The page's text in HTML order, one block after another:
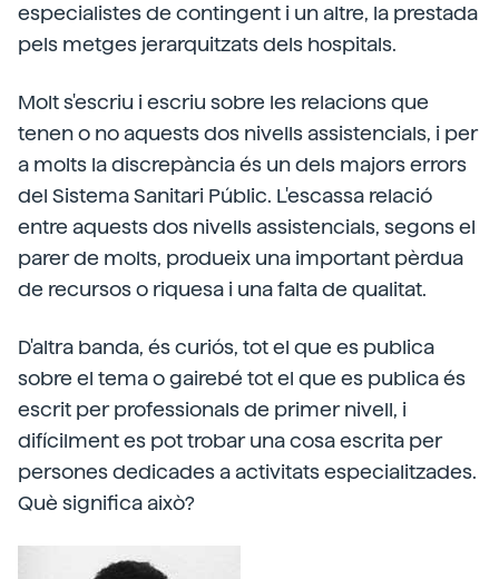
especialistes de contingent i un altre, la prestada
pels metges jerarquitzats dels hospitals.
Molt s'escriu i escriu sobre les relacions que
tenen o no aquests dos nivells assistencials, i per
a molts la discrepància és un dels majors errors
del Sistema Sanitari Públic. L'escassa relació
entre aquests dos nivells assistencials, segons el
parer de molts, produeix una important pèrdua
de recursos o riquesa i una falta de qualitat.
D'altra banda, és curiós, tot el que es publica
sobre el tema o gairebé tot el que es publica és
escrit per professionals de primer nivell, i
difícilment es pot trobar una cosa escrita per
persones dedicades a activitats especialitzades.
Què significa això?